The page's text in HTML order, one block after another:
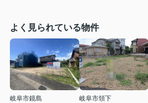
よく見られている物件
岐阜市鏡島
岐阜市領下